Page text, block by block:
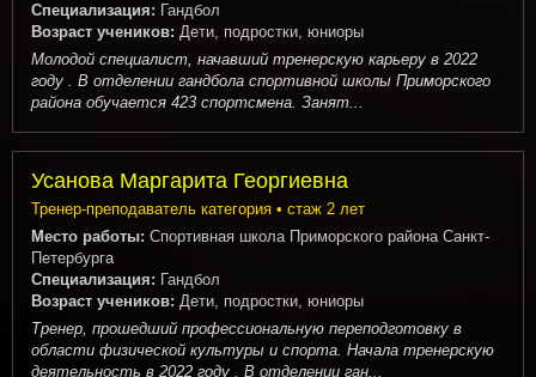
Специализация: Гандбол
Возраст учеников: Дети, подростки, юниоры
Молодой специалист, начавший тренерскую карьеру в 2022
году . В отделении гандбола спортивной школы Приморского
района обучается 423 спортсмена. Занят...
Усанова Маргарита Георгиевна
Тренер-преподаватель категория • стаж 2 лет
Место работы: Спортивная школа Приморского района Санкт-
Петербурга
Специализация: Гандбол
Возраст учеников: Дети, подростки, юниоры
Тренер, прошедший профессиональную переподготовку в
области физической культуры и спорта. Начала тренерскую
деятельность в 2022 году . В отделении ган...